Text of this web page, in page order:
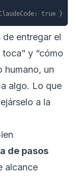
true }
entregar el
y “cómo
humano, un
algo. Lo que
a la
de pasos
alcance